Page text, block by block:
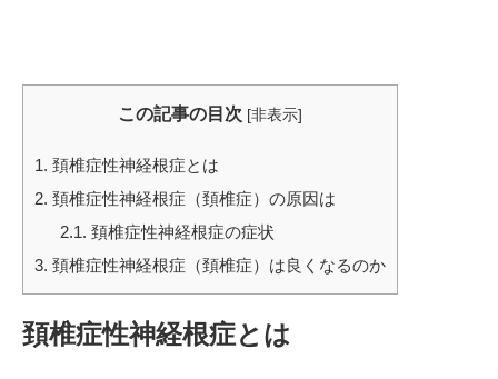
この記事の目次 [非表示]
1. 頚椎症性神経根症とは
2. 頚椎症性神経根症（頚椎症）の原因は
2.1. 頚椎症性神経根症の症状
3. 頚椎症性神経根症（頚椎症）は良くなるのか
頚椎症性神経根症とは